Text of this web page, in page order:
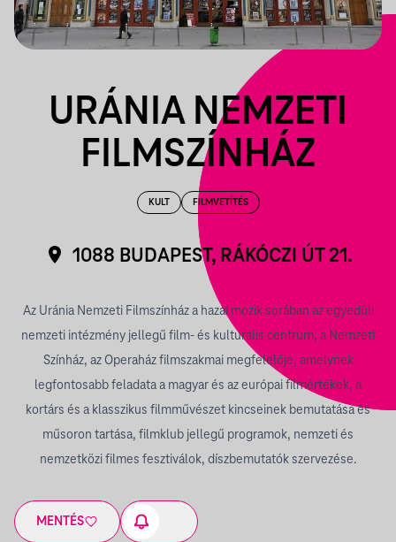
URÁNIA NEMZETI
FILMSZÍNHÁZ
KULT FILMVETÍTÉS
1088 BUDAPEST, RÁKÓCZI ÚT 21.
Az Uránia Nemzeti Filmszínház a hazai mozik sorában az egyedüli
nemzeti intézmény jellegű film- és kulturális centrum, a Nemzeti
Színház, az Operaház filmszakmai megfelelője, amelynek
legfontosabb feladata a magyar és az európai filmértékek, a
kortárs és a klasszikus filmművészet kincseinek bemutatása és
műsoron tartása, filmklub jellegű programok, nemzeti és
nemzetközi filmes fesztiválok, díszbemutatók szervezése.
MENTÉS